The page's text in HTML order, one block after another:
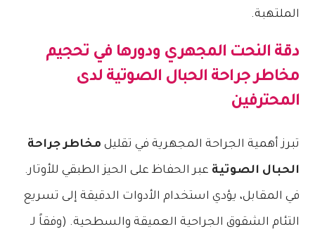
دقة النحت المجهري ودورها في تحجيم
مخاطر جراحة الحبال الصوتية لدى
المحترفين
تبرز أهمية الجراحة المجهرية في تقليل مخاطر جراحة
الحبال الصوتية عبر الحفاظ على الحيز الطبقي للأوتار.
في المقابل، يؤدي استخدام الأدوات الدقيقة إلى تسريع
التئام الشقوق الجراحية العميقة والسطحية. (وفقاً لـ